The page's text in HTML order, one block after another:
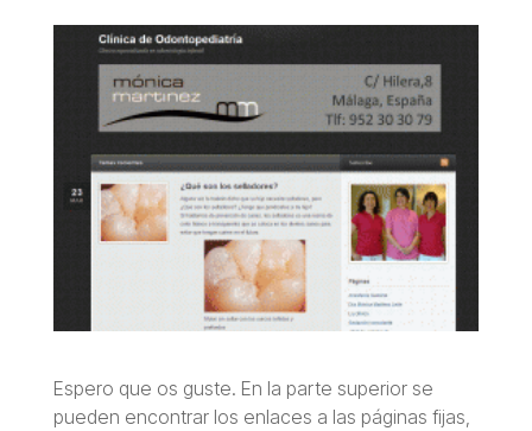
Espero que os guste. En la parte superior se
pueden encontrar los enlaces a las páginas fijas,